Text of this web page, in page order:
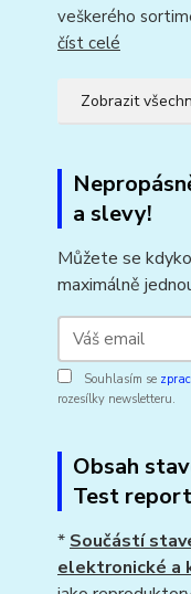
veškerého
číst celé
Zobrazit
a slevy!
Můžete se
maximálně
Souhlasím se
rozesílky newsletteru.
Obsah
Test
* Součástí
elektronické a